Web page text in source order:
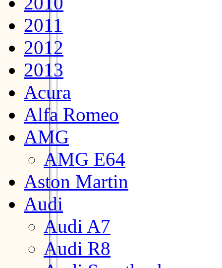
2011
2012
2013
Acura
Alfa Romeo
AMG
AMG E64
Aston Martin
Audi
Audi A7
Audi R8